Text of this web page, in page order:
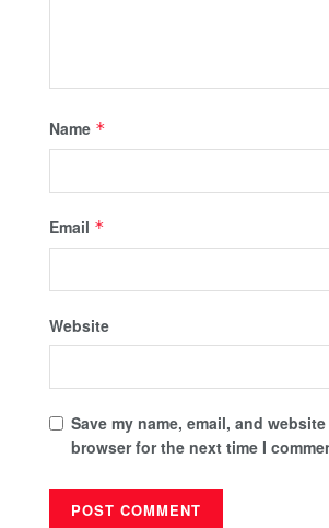
Name *
Email *
Website
Save my name, email, and
browser for the next time I